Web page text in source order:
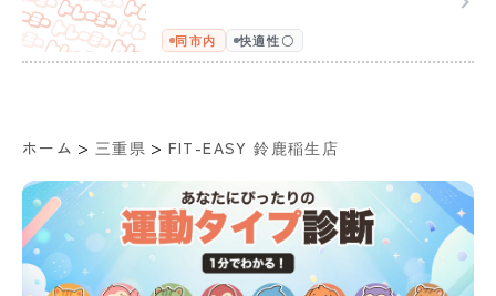
同市内 快適性〇
ホーム > 三重県 > FIT-EASY 鈴鹿稲生店